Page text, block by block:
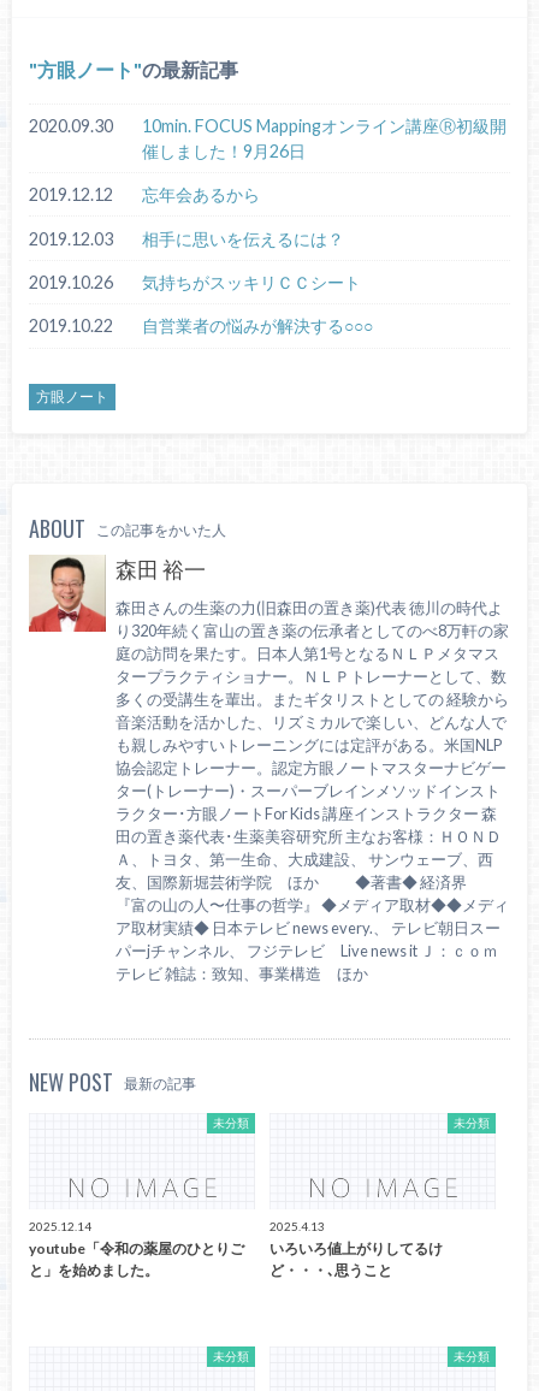
方眼ノート の最新記事
2020.09.30
10min. FOCUS Mappingオンライン講座Ⓡ初級開
催しました！9月26日
2019.12.12 忘年会あるから
2019.12.03 相手に思いを伝えるには？
2019.10.26 気持ちがスッキリＣＣシート
2019.10.22 自営業者の悩みが解決する○○○
方眼ノート
ABOUT この記事をかいた人
森田 裕一
森田さんの生薬の力(旧森田の置き薬)代表 徳川の時代よ
り320年続く富山の置き薬の伝承者としてのべ8万軒の家
庭の訪問を果たす。日本人第1号となるＮＬＰメタマス
タープラクティショナー。ＮＬＰトレーナーとして、数
多くの受講生を輩出。またギタリストとしての 経験から
音楽活動を活かした、リズミカルで楽しい、どんな人で
も親しみやすいトレーニングには定評がある。米国NLP
協会認定トレーナー。認定方眼ノートマスターナビゲー
ター(トレーナー)・スーパーブレインメソッドインスト
ラクター･方眼ノートFor Kids 講座インストラクター 森
田の置き薬代表･生薬美容研究所 主なお客様：ＨＯＮＤ
Ａ、トヨタ、第一生命、大成建設、 サンウェーブ、西
友、国際新堀芸術学院 ほか ◆著書◆ 経済界
『富の山の人〜仕事の哲学』 ◆メディア取材◆◆メディ
ア取材実績◆ 日本テレビ news every.、 テレビ朝日スー
パーjチャンネル、 フジテレビ Live news it Ｊ：ｃｏｍ
テレビ 雑誌：致知、事業構造 ほか
NEW POST 最新の記事
未分類
2025.12.14
youtube「令和の薬屋のひとりご
と」を始めました。
未分類
2025.4.13
いろいろ値上がりしてるけ
ど・・・､思うこと
未分類 未分類